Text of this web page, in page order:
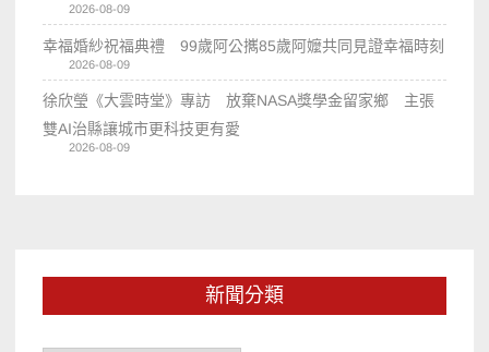
2026-08-09
幸福婚紗祝福典禮 99歲阿公𢹂85歲阿嬤共同見證幸福時刻
2026-08-09
徐欣瑩《大雲時堂》專訪 放棄NASA獎學金留家鄉 主張
雙AI治縣讓城市更科技更有愛
2026-08-09
新聞分類